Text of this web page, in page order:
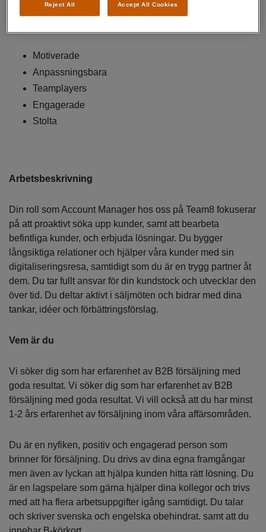
Våra kärnvärden och det vi identifierar oss som på Team8
Motiverade
Anpassningsbara
Teamplayers
Engagerade
Stolta
Arbetsbeskrivning
Din roll som Account Manager hos oss på Team8 fokuserar
på att proaktivt söka upp kunder, samt att bearbeta
befintliga kunder, och erbjuda lösningar. Du bygger
långsiktiga relationer och hjälper våra kunder med sin
digitaliseringsresa, samtidigt som du är en trygg partner åt
dem. Du tar fullt ansvar för din kundstock och utvecklar den
över tid. Du deltar aktivt i säljmöten och bidrar med dina
tankar, idéer och förbättringsförslag.
Vem är du
Vi söker dig som har erfarenhet av B2B försäljning med
goda resultat. Vi söker dig som har erfarenhet av B2B
försäljning med goda resultat. Vi vill också att du har minst
1-2 års erfarenhet av försäljning inom våra affärsområden.
Du är en nyfiken, positiv och engagerad person som
brinner för försäljning. Du drivs av dina egna framgångar
men även av lyckan att hjälpa kunden hitta rätt lösning. Du
är en lagspelare som gärna hjälper dina kollegor och trivs
med att ha flera arbetsuppgifter igång samtidigt. Du talar
och skriver svenska och engelska obehindrat. samt att du
Reject All Accept All Cookies